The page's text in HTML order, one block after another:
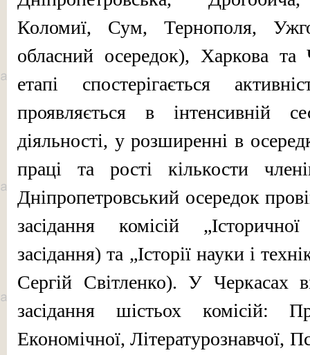
Коломиї, Сум, Тернополя,
обласний осередок), Харкова та
етапі спостерігається
проявляється в інтенсивній
діяльності, у розширенні в
праці та рості кількости
Дніпропетровський осере­док
засідання комісій
засідання) та „Історії науки і
Сергій Світленко). У Черкасах
засідання шістьох комісій:
Економічної, Літературознавчої,